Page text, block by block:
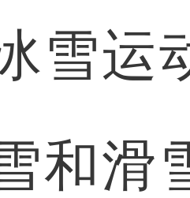
雪运
和滑